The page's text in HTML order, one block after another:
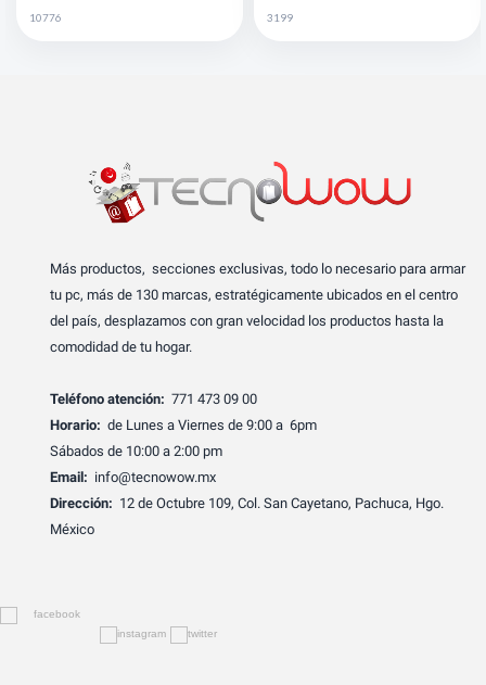
10776 3199
Más productos, secciones exclusivas, todo lo necesario para armar
tu pc, más de 130 marcas, estratégicamente ubicados en el centro
del país, desplazamos con gran velocidad los productos hasta la
comodidad de tu hogar.
Teléfono atención: 771 473 09 00
Horario: de Lunes a Viernes de 9:00 a 6pm
Sábados de 10:00 a 2:00 pm
Email: info@tecnowow.mx
Dirección: 12 de Octubre 109, Col. San Cayetano, Pachuca, Hgo.
México